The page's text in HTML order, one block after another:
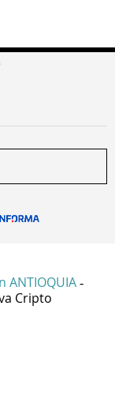
ANTIOQUIA -
Cripto